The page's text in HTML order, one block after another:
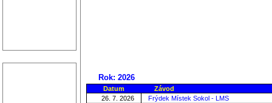
Rok: 2026
Datum
Závod
26. 7. 2026
Frýdek Místek Sokol - LMS